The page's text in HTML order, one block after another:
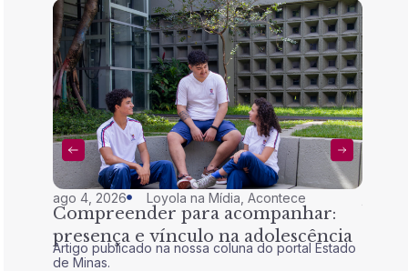
ago 4, 2026 Loyola na Mídia ,Acontece
Compreender para acompanhar:
presença e vínculo na adolescência
Artigo publicado na nossa coluna do portal Estado
de Minas.